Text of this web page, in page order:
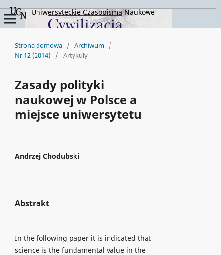
Uniwersyteckie Czasopisma Naukowe
Strona domowa / Archiwum /
Nr 12 (2014)
/ Artykuły
Zasady polityki
naukowej w Polsce a
miejsce uniwersytetu
Andrzej Chodubski
Abstrakt
In the following paper it is indicated that
science is the fundamental value in the